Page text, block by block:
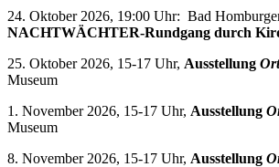
24. Oktober 2026, 19:00 Uhr: Bad
NACHTWÄCHTER-Rundgang durch
25. Oktober 2026, 15-17 Uhr, Ausstellung
Museum
1. November 2026, 15-17 Uhr, Ausstellung
Museum
8. November 2026, 15-17 Uhr, Ausstellung